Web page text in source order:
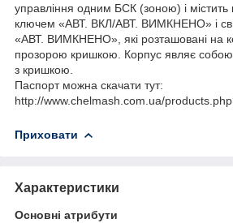
управління одним БСК (зоною) і
ключем «АВТ. ВКЛ/АВТ. ВИМКНЕНО» і
«АВТ. ВИМКНЕНО», які розташовані на
прозорою кришкою. Корпус являє
з кришкою.
Паспорт можна скачати тут:
http://www.chelmash.com.ua/
Приховати
Характеристики
Основні атрибути